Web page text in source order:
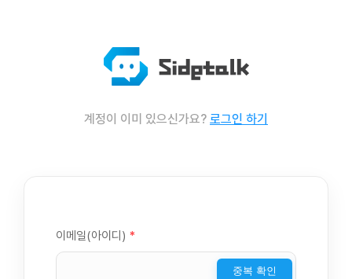
계정이 이미 있으신가요? 로그인 하기
이메일(아이디) *
중복 확인